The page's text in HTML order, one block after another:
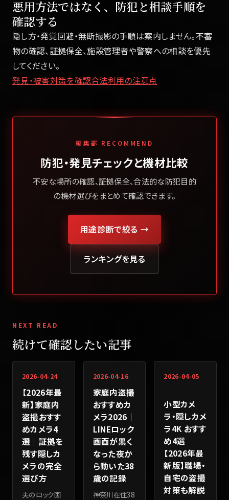
悪用方法ではなく、防犯と相談手順を
確認する
隠し方・発覚回避・無断撮影の手順は案内しません。不審
物の確認、証拠保全、施設管理者や警察への相談を優先
してください。
発見・被害対策を確認合法利用の注意点
編集部 RECOMMEND
防犯・発見チェックと機材比較
不安な場所の確認、証拠保全、合法的な防犯目的
の機材選びをまとめて確認できます。
用途診断で絞る →
ランキングを見る
NEXT READ
続けて確認したい記事
2026-04-24
【2026年最
新】家庭内
盗撮おすす
めカメラ4
選｜証拠を
残す隠しカ
メラの完全
選び方
夫のロック画
2026-04-16
家庭内盗撮
おすすめカ
メラ2026｜
LINEロック
画面が黒く
なった夜か
ら動いた38
歳の記録
神奈川在住38
2026-04-05
小型カメ
ラ・隠しカメ
ラ4K おすす
め4選
【2026年最
新版】職場・
自宅の盗撮
対策も解説